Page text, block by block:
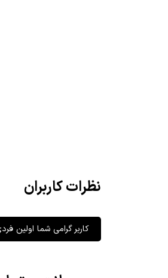
نظرات کاربران
کاربر گرامی شما اولین